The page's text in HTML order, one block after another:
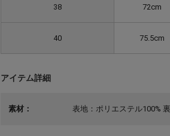
38 72cm
40 75.5cm
アイテム詳細
素材： 表地：ポリエステル100%